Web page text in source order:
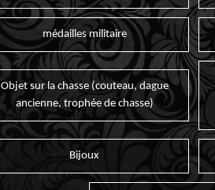
médailles militaire
Objet sur la chasse (couteau, dague
ancienne, trophée de chasse)
Bijoux